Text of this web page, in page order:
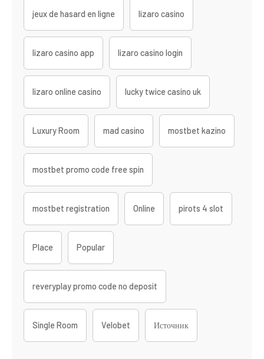
jeux de hasard en ligne lizaro casino
lizaro casino app lizaro casino login
lizaro online casino lucky twice casino uk
Luxury Room mad casino mostbet kazino
mostbet promo code free spin
mostbet registration Online pirots 4 slot
Place Popular
reveryplay promo code no deposit
Single Room Velobet Источник